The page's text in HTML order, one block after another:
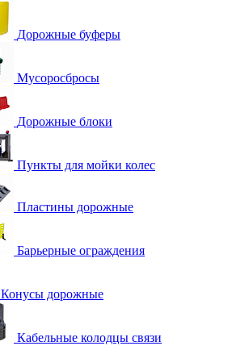
Дорожные буферы
Мусоросбросы
Дорожные блоки
Пункты для мойки колес
Пластины дорожные
Барьерные ограждения
Конусы дорожные
Кабельные колодцы связи